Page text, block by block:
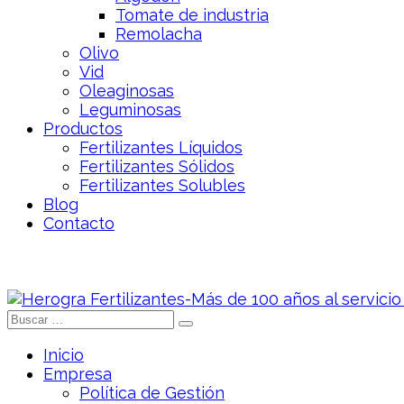
Tomate de industria
Remolacha
Olivo
Vid
Oleaginosas
Leguminosas
Productos
Fertilizantes Líquidos
Fertilizantes Sólidos
Fertilizantes Solubles
Blog
Contacto
Inicio
Empresa
Política de Gestión